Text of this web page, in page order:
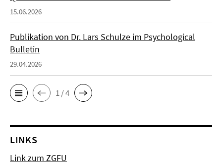
15.06.2026
Publikation von Dr. Lars Schulze im Psychological
Bulletin
29.04.2026
1 / 4
LINKS
Link zum ZGFU